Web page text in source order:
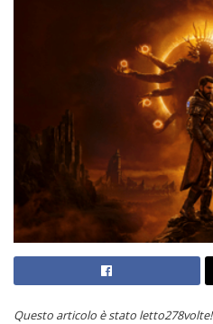
Questo articolo è stato letto278volte!